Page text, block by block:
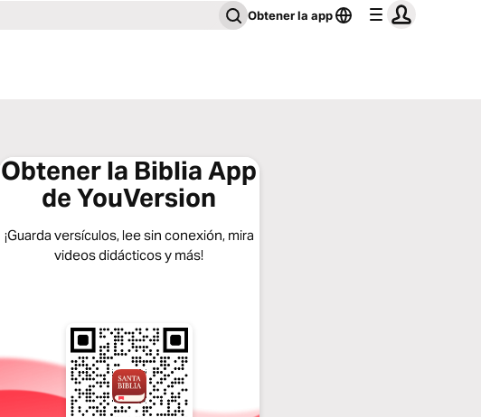
Obtener la app
Obtener la Biblia App
de YouVersion
¡Guarda versículos, lee sin conexión, mira
videos didácticos y más!